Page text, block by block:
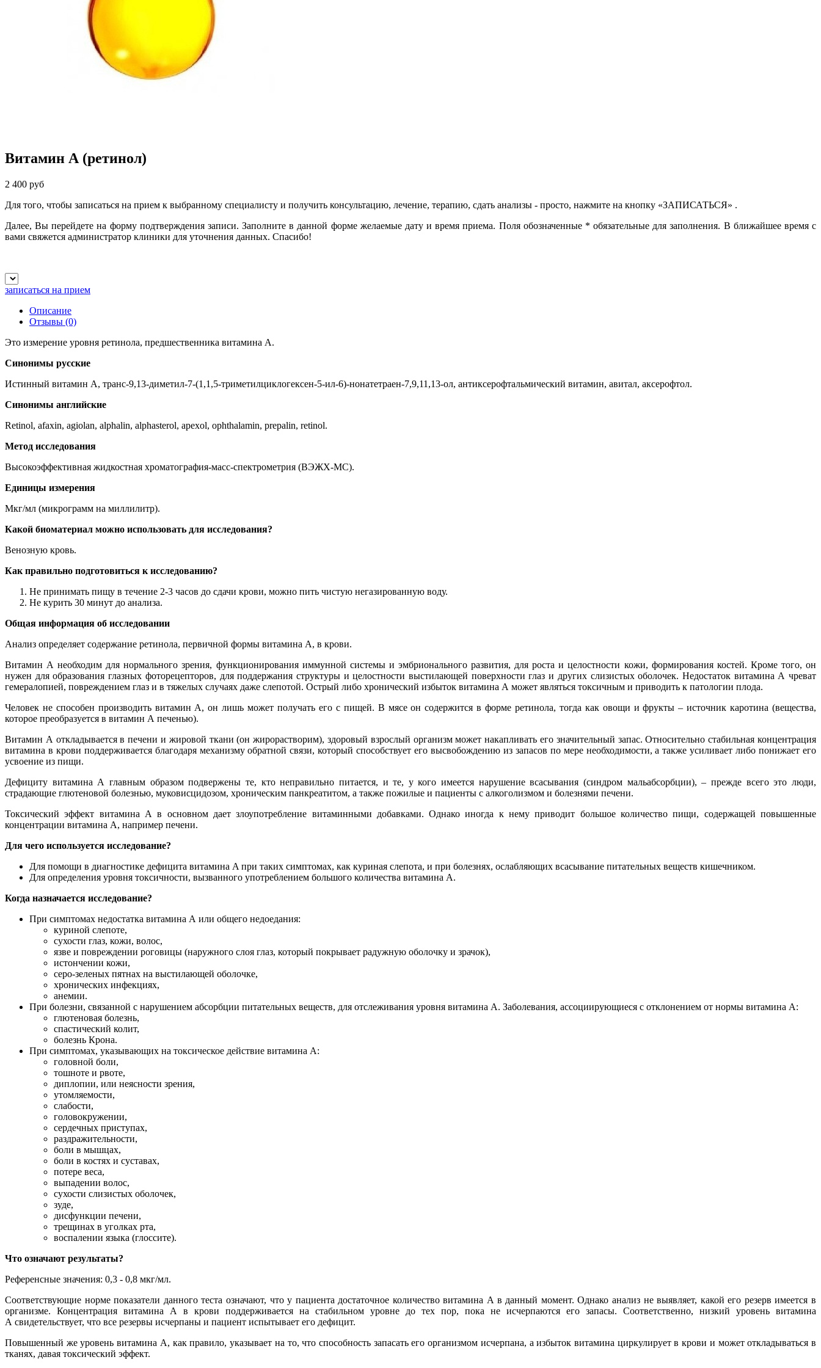
Витамин А (ретинол)
2 400 руб
Для того, чтобы записаться на прием к выбранному специалисту и получить консультацию, лечение, терапию, сдать анализы - просто, нажмите на кнопку «ЗАПИСАТЬСЯ» .
Далее, Вы перейдете на форму подтверждения записи. Заполните в данной форме желаемые дату и время приема. Поля обозначенные * обязательные для заполнения. В ближайшее время с
вами свяжется администратор клиники для уточнения данных. Спасибо!
записаться на прием
Описание
Отзывы (0)
Это измерение уровня ретинола, предшественника витамина А.
Синонимы русские
Истинный витамин A, транс-9,13-диметил-7-(1,1,5-триметилциклогексен-5-ил-6)-нонатетраен-7,9,11,13-ол, антиксерофтальмический витамин, авитал, аксерофтол.
Синонимы английские
Retinol, afaxin, agiolan, alphalin, alphasterol, apexol, ophthalamin, prepalin, retinol.
Метод исследования
Высокоэффективная жидкостная хроматография-масс-спектрометрия (ВЭЖХ-МС).
Единицы измерения
Мкг/мл (микрограмм на миллилитр).
Какой биоматериал можно использовать для исследования?
Венозную кровь.
Как правильно подготовиться к исследованию?
Не принимать пищу в течение 2-3 часов до сдачи крови, можно пить чистую негазированную воду.
Не курить 30 минут до анализа.
Общая информация об исследовании
Анализ определяет содержание ретинола, первичной формы витамина А, в крови.
Витамин А необходим для нормального зрения, функционирования иммунной системы и эмбрионального развития, для роста и целостности кожи, формирования костей. Кроме того, он
нужен для образования глазных фоторецепторов, для поддержания структуры и целостности выстилающей поверхности глаз и других слизистых оболочек. Недостаток витамина А чреват
гемералопией, повреждением глаз и в тяжелых случаях даже слепотой. Острый либо хронический избыток витамина А может являться токсичным и приводить к патологии плода.
Человек не способен производить витамин А, он лишь может получать его с пищей. В мясе он содержится в форме ретинола, тогда как овощи и фрукты – источник каротина (вещества,
которое преобразуется в витамин А печенью).
Витамин А откладывается в печени и жировой ткани (он жирорастворим), здоровый взрослый организм может накапливать его значительный запас. Относительно стабильная концентрация
витамина в крови поддерживается благодаря механизму обратной связи, который способствует его высвобождению из запасов по мере необходимости, а также усиливает либо понижает его
усвоение из пищи.
Дефициту витамина А главным образом подвержены те, кто неправильно питается, и те, у кого имеется нарушение всасывания (синдром мальабсорбции), – прежде всего это люди,
страдающие глютеновой болезнью, муковисцидозом, хроническим панкреатитом, а также пожилые и пациенты с алкоголизмом и болезнями печени.
Токсический эффект витамина А в основном дает злоупотребление витаминными добавками. Однако иногда к нему приводит большое количество пищи, содержащей повышенные
концентрации витамина А, например печени.
Для чего используется исследование?
Для помощи в диагностике дефицита витамина A при таких симптомах, как куриная слепота, и при болезнях, ослабляющих всасывание питательных веществ кишечником.
Для определения уровня токсичности, вызванного употреблением большого количества витамина А.
Когда назначается исследование?
При симптомах недостатка витамина А или общего недоедания:
куриной слепоте,
сухости глаз, кожи, волос,
язве и повреждении роговицы (наружного слоя глаз, который покрывает радужную оболочку и зрачок),
истончении кожи,
серо-зеленых пятнах на выстилающей оболочке,
хронических инфекциях,
анемии.
При болезни, связанной с нарушением абсорбции питательных веществ, для отслеживания уровня витамина А. Заболевания, ассоциирующиеся с отклонением от нормы витамина А:
глютеновая болезнь,
спастический колит,
болезнь Крона.
При симптомах, указывающих на токсическое действие витамина А:
головной боли,
тошноте и рвоте,
диплопии, или неясности зрения,
утомляемости,
слабости,
головокружении,
сердечных приступах,
раздражительности,
боли в мышцах,
боли в костях и суставах,
потере веса,
выпадении волос,
сухости слизистых оболочек,
зуде,
дисфункции печени,
трещинах в уголках рта,
воспалении языка (глоссите).
Что означают результаты?
Референсные значения: 0,3 - 0,8 мкг/мл.
Соответствующие нормепоказатели данного теста означают, что у пациента достаточное количество витамина A в данный момент. Однако анализ не выявляет, какой его резерв имеется в
организме. Концентрация витамина А в крови поддерживается на стабильном уровне до тех пор, пока не исчерпаются его запасы. Соответственно, низкий уровень витамина
А свидетельствует, что все резервы исчерпаны и пациент испытывает его дефицит.
Повышенный жеуровень витамина А, как правило, указывает на то, что способность запасать его организмом исчерпана, а избыток витамина циркулирует в крови и может откладываться в
тканях, давая токсический эффект.